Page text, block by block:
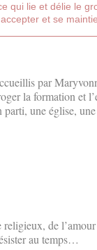
qui lie et délie le
et se
par
la formation et
une église,
de
au temps…